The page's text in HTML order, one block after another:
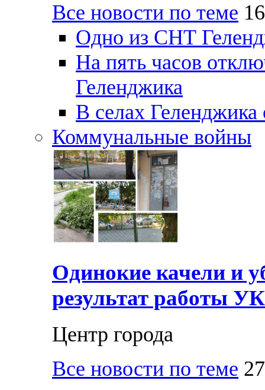
Все новости по теме
Одно из СНТ
На пять часов
Геленджика
В селах Геленджика
Коммунальные войны
Одинокие качели и
результат работы
Центр города
Все новости по теме